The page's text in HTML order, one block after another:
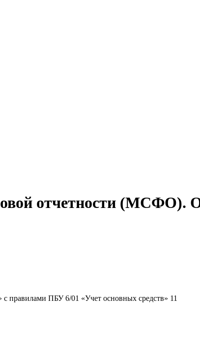
отчетности (МСФО).
правилами ПБУ 6/01 «Учет основных средств» 11